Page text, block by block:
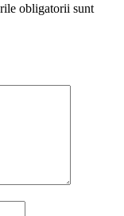
obligatorii sunt